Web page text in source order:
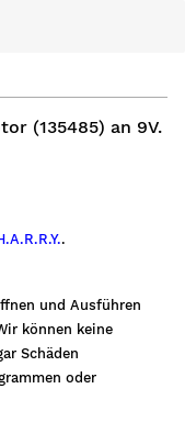
(135485) an 9V.
.
und Ausführen
können keine
Schäden
oder